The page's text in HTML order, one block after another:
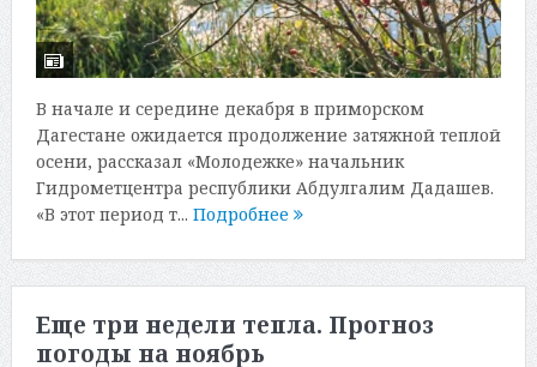
В начале и середине декабря в приморском
Дагестане ожидается продолжение затяжной теплой
осени, рассказал «Молодежке» начальник
Гидрометцентра республики Абдулгалим Дадашев.
«В этот период т... Подробнее
Еще три недели тепла. Прогноз
погоды на ноябрь